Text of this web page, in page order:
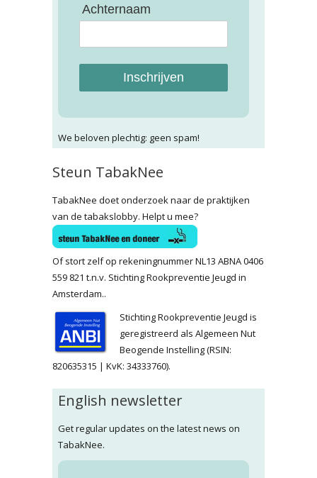
Achternaam
Inschrijven
We beloven plechtig: geen spam!
Steun TabakNee
TabakNee doet onderzoek naar de praktijken
van de tabakslobby. Helpt u mee?
Of stort zelf op rekeningnummer NL13 ABNA 0406
559 821 t.n.v. Stichting Rookpreventie Jeugd in
Amsterdam..
Stichting Rookpreventie Jeugd is
geregistreerd als Algemeen Nut
Beogende Instelling (RSIN:
820635315 | KvK: 34333760).
English newsletter
Get regular updates on the latest news on
TabakNee.